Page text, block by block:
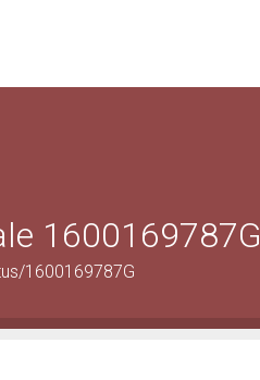
1600169787G
1600169787G